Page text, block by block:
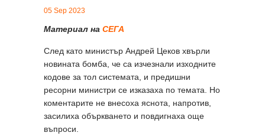
05 Sep 2023
Материал на СЕГА
След като министър Андрей Цеков хвърли
новината бомба, че са изчезнали изходните
кодове за тол системата, и предишни
ресорни министри се изказаха по темата. Но
коментарите не внесоха яснота, напротив,
засилиха объркването и повдигнаха още
въпроси.